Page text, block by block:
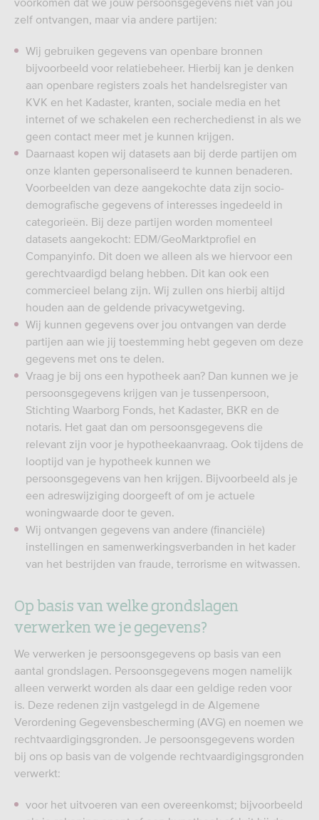
zelf ontvangen, maar via andere partijen:
Wij gebruiken gegevens van openbare bronnen
bijvoorbeeld voor relatiebeheer. Hierbij kan je denken
aan openbare registers zoals het handelsregister van
KVK en het Kadaster, kranten, sociale media en het
internet of we schakelen een recherchedienst in als we
geen contact meer met je kunnen krijgen.
Daarnaast kopen wij datasets aan bij derde partijen om
onze klanten gepersonaliseerd te kunnen benaderen.
Voorbeelden van deze aangekochte data zijn socio-
demografische gegevens of interesses ingedeeld in
categorieën. Bij deze partijen worden momenteel
datasets aangekocht: EDM/GeoMarktprofiel en
Companyinfo. Dit doen we alleen als we hiervoor een
gerechtvaardigd belang hebben. Dit kan ook een
commercieel belang zijn. Wij zullen ons hierbij altijd
houden aan de geldende privacywetgeving.
Wij kunnen gegevens over jou ontvangen van derde
partijen aan wie jij toestemming hebt gegeven om deze
gegevens met ons te delen.
Vraag je bij ons een hypotheek aan? Dan kunnen we je
persoonsgegevens krijgen van je tussenpersoon,
Stichting Waarborg Fonds, het Kadaster, BKR en de
notaris. Het gaat dan om persoonsgegevens die
relevant zijn voor je hypotheekaanvraag. Ook tijdens de
looptijd van je hypotheek kunnen we
persoonsgegevens van hen krijgen. Bijvoorbeeld als je
een adreswijziging doorgeeft of om je actuele
woningwaarde door te geven.
Wij ontvangen gegevens van andere (financiële)
instellingen en samenwerkingsverbanden in het kader
van het bestrijden van fraude, terrorisme en witwassen.
Op basis van welke grondslagen
verwerken we je gegevens?
We verwerken je persoonsgegevens op basis van een
aantal grondslagen. Persoonsgegevens mogen namelijk
alleen verwerkt worden als daar een geldige reden voor
is. Deze redenen zijn vastgelegd in de Algemene
Verordening Gegevensbescherming (AVG) en noemen we
rechtvaardigingsgronden. Je persoonsgegevens worden
bij ons op basis van de volgende rechtvaardigingsgronden
verwerkt:
voor het uitvoeren van een overeenkomst; bijvoorbeeld